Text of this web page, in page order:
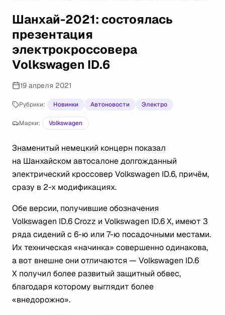
электрокроссовера
Volkswagen ID.6
Шанхай-2021: состоялась
презентация
электрокроссовера
Volkswagen ID.6
19 апреля 2021
Рубрики: Новинки Автоновости Электро
Марки: Volkswagen
Знаменитый немецкий концерн показал
на Шанхайском автосалоне долгожданный
электрический кроссовер Volkswagen ID.6, причём,
сразу в 2-х модификациях.
Обе версии, получившие обозначения
Volkswagen ID.6 Crozz и Volkswagen ID.6 X, имеют 3
ряда сидений с 6-ю или 7-ю посадочными местами.
Их техническая «начинка» совершенно одинакова,
а вот внешне они отличаются — Volkswagen ID.6
X получил более развитый защитный обвес,
благодаря которому выглядит более
«внедорожно».